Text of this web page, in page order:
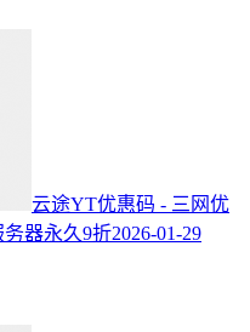
云途YT优惠码 - 三网优
器永久9折2026-01-29